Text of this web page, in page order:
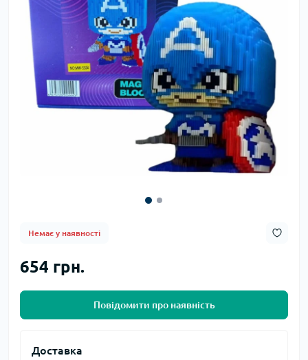
Немає у наявності
654 грн.
Повідомити про наявність
Доставка